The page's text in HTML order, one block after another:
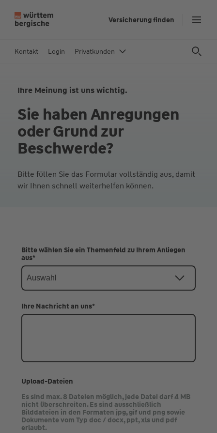
In
Versicherung finden
Kontakt Login Privatkunden
Ihre Meinung ist uns wichtig.
Sie haben Anregungen
oder Grund zur
Beschwerde?
Bitte füllen Sie das Formular vollständig aus, damit
wir Ihnen schnell weiterhelfen können.
Bitte wählen Sie ein Themenfeld zu Ihrem Anliegen
aus*
Ihre Nachricht an uns*
Upload-Dateien
Es sind max. 8 Dateien möglich, jede Datei darf 4 MB
nicht überschreiten. Es sind ausschließlich
Bilddateien in den Formaten jpg, gif und png sowie
Dokumente vom Typ doc / docx, ppt, xls und pdf
erlaubt.